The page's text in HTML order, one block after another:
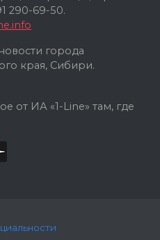
290-69-50.
города
края, Сибири.
от ИА «1-Line» там, где